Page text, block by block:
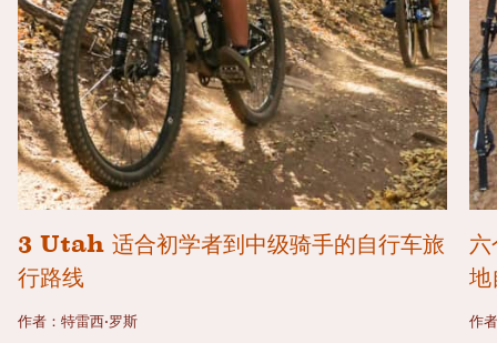
3 Utah 适合初学者到中级骑手的自行车旅
行路线
作者：特雷西·罗斯
地
作